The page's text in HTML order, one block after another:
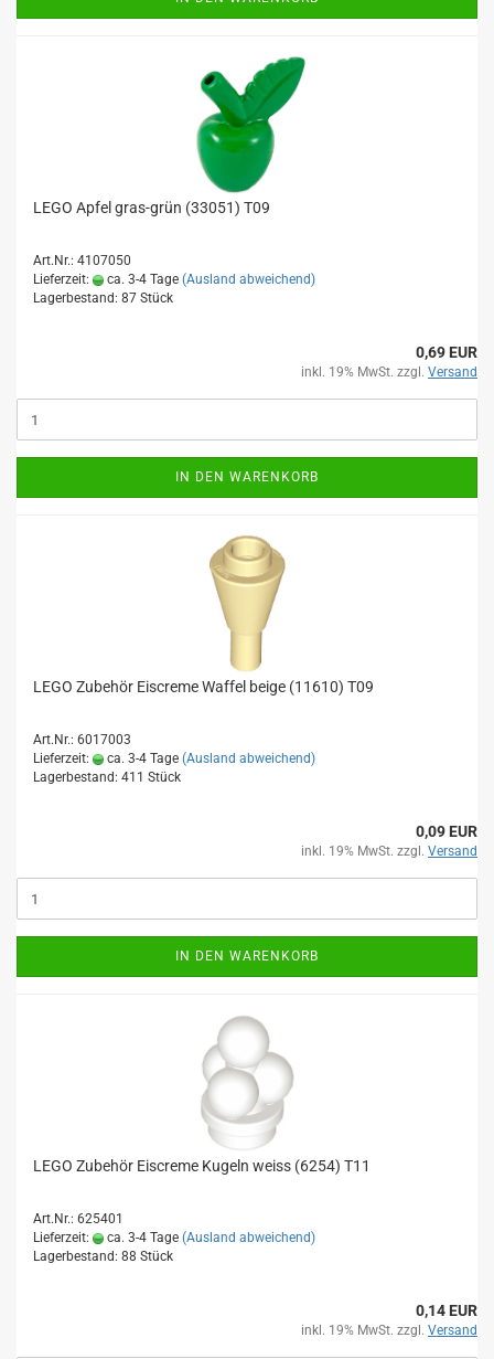
LEGO Apfel gras-grün (33051) T09
Art.Nr.: 4107050
Lieferzeit:
ca. 3-4 Tage (Ausland abweichend)
Lagerbestand: 87 Stück
0,69 EUR
inkl. 19% MwSt. zzgl. Versand
IN DEN WARENKORB
LEGO Zubehör Eiscreme Waffel beige (11610) T09
Art.Nr.: 6017003
Lieferzeit:
ca. 3-4 Tage (Ausland abweichend)
Lagerbestand: 411 Stück
0,09 EUR
inkl. 19% MwSt. zzgl. Versand
IN DEN WARENKORB
LEGO Zubehör Eiscreme Kugeln weiss (6254) T11
Art.Nr.: 625401
Lieferzeit:
ca. 3-4 Tage (Ausland abweichend)
Lagerbestand: 88 Stück
0,14 EUR
inkl. 19% MwSt. zzgl. Versand